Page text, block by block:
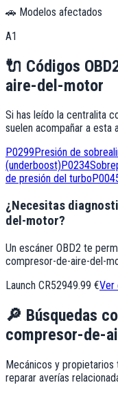
🚗 Modelos afectados
A1
🔌 Códigos
aire-del-motor
Si has leído la centralita
suelen acompañar a esta
P0299 Presión de
(underboost) P0234
de presión del turbo
¿Necesitas
del-motor?
Un escáner OBD2 te
compresor-de-aire-del-
Launch CR52949.99 €Ver
🔎 Búsquedas
compresor-de-
Mecánicos y propietarios
reparar averías